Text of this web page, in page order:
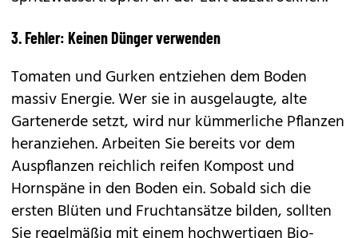
3. Fehler: Keinen Dünger verwenden
Tomaten und Gurken entziehen dem Boden
massiv Energie. Wer sie in ausgelaugte, alte
Gartenerde setzt, wird nur kümmerliche Pflanzen
heranziehen. Arbeiten Sie bereits vor dem
Auspflanzen reichlich reifen Kompost und
Hornspäne in den Boden ein. Sobald sich die
ersten Blüten und Fruchtansätze bilden, sollten